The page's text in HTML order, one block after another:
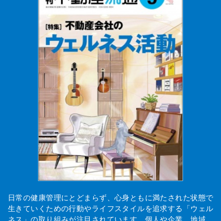
日常の健康管理にとどまらず、心身ともに満たされた状態で
生きていくための行動やライフスタイルを追求する「ウェル